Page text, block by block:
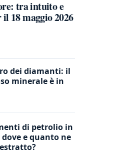
tra intuito e
18 maggio 2026
dei diamanti: il
minerale è in
di petrolio in
e quanto ne